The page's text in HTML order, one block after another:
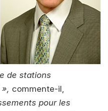
de stations
commente-il,
pour les